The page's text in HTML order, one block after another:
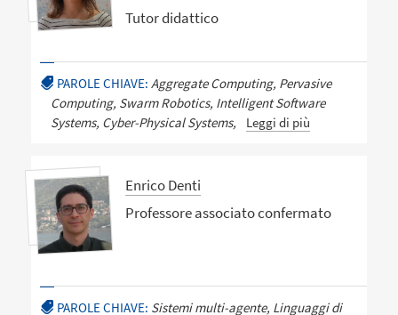
Tutor didattico
PAROLE CHIAVE: Aggregate Computing, Pervasive
Computing, Swarm Robotics, Intelligent Software
Systems, Cyber-Physical Systems,
Leggi di più
Enrico Denti
Professore associato confermato
PAROLE CHIAVE: Sistemi multi-agente, Linguaggi di